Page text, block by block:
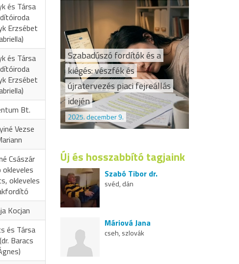
és Társa
Erzsébet
és Társa
Erzsébet
Bt.
Vezse
Császár
okleveles
okleveles
Kocjan
és Társa
Baracs
Szabadúszó fordítók és a
kiégés: vészfék és
újratervezés piaci fejreállás
idején
2025. december 9.
Új és hosszabbító tagjaink
Szabó Tibor dr.
svéd, dán
Máriová Jana
cseh, szlovák